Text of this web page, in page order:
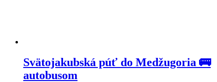
Svätojakubská púť do Medžugoria 🚌
autobusom